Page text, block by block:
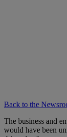
Back to the
The business and
would have been